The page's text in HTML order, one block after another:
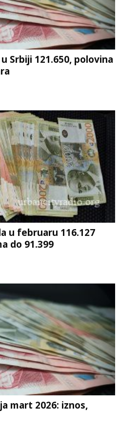
Srbiji 121.650, polovina
u februaru 116.127
do 91.399
mart 2026: iznos,